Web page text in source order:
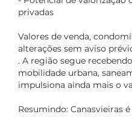
privadas
Valores de venda,
alterações sem aviso
. A região segue
mobilidade urbana,
impulsiona ainda mais o
Resumindo: Canasvieiras